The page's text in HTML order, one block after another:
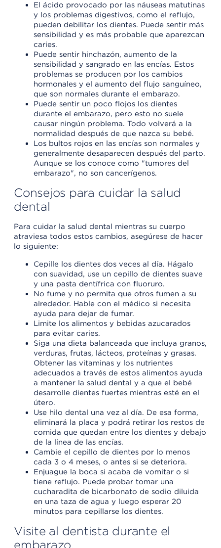
El ácido provocado por las náuseas matutinas
y los problemas digestivos, como el reflujo,
pueden debilitar los dientes. Puede sentir más
sensibilidad y es más probable que aparezcan
caries.
Puede sentir hinchazón, aumento de la
sensibilidad y sangrado en las encías. Estos
problemas se producen por los cambios
hormonales y el aumento del flujo sanguíneo,
que son normales durante el embarazo.
Puede sentir un poco flojos los dientes
durante el embarazo, pero esto no suele
causar ningún problema. Todo volverá a la
normalidad después de que nazca su bebé.
Los bultos rojos en las encías son normales y
generalmente desaparecen después del parto.
Aunque se los conoce como "tumores del
embarazo", no son cancerígenos.
Consejos para cuidar la salud
dental
Para cuidar la salud dental mientras su cuerpo
atraviesa todos estos cambios, asegúrese de hacer
lo siguiente:
Cepille los dientes dos veces al día. Hágalo
con suavidad, use un cepillo de dientes suave
y una pasta dentífrica con fluoruro.
No fume y no permita que otros fumen a su
alrededor. Hable con el médico si necesita
ayuda para dejar de fumar.
Limite los alimentos y bebidas azucarados
para evitar caries.
Siga una dieta balanceada que incluya granos,
verduras, frutas, lácteos, proteínas y grasas.
Obtener las vitaminas y los nutrientes
adecuados a través de estos alimentos ayuda
a mantener la salud dental y a que el bebé
desarrolle dientes fuertes mientras esté en el
útero.
Use hilo dental una vez al día. De esa forma,
eliminará la placa y podrá retirar los restos de
comida que quedan entre los dientes y debajo
de la línea de las encías.
Cambie el cepillo de dientes por lo menos
cada 3 o 4 meses, o antes si se deteriora.
Enjuague la boca si acaba de vomitar o si
tiene reflujo. Puede probar tomar una
cucharadita de bicarbonato de sodio diluida
en una taza de agua y luego esperar 20
minutos para cepillarse los dientes.
Visite al dentista durante el
embarazo.